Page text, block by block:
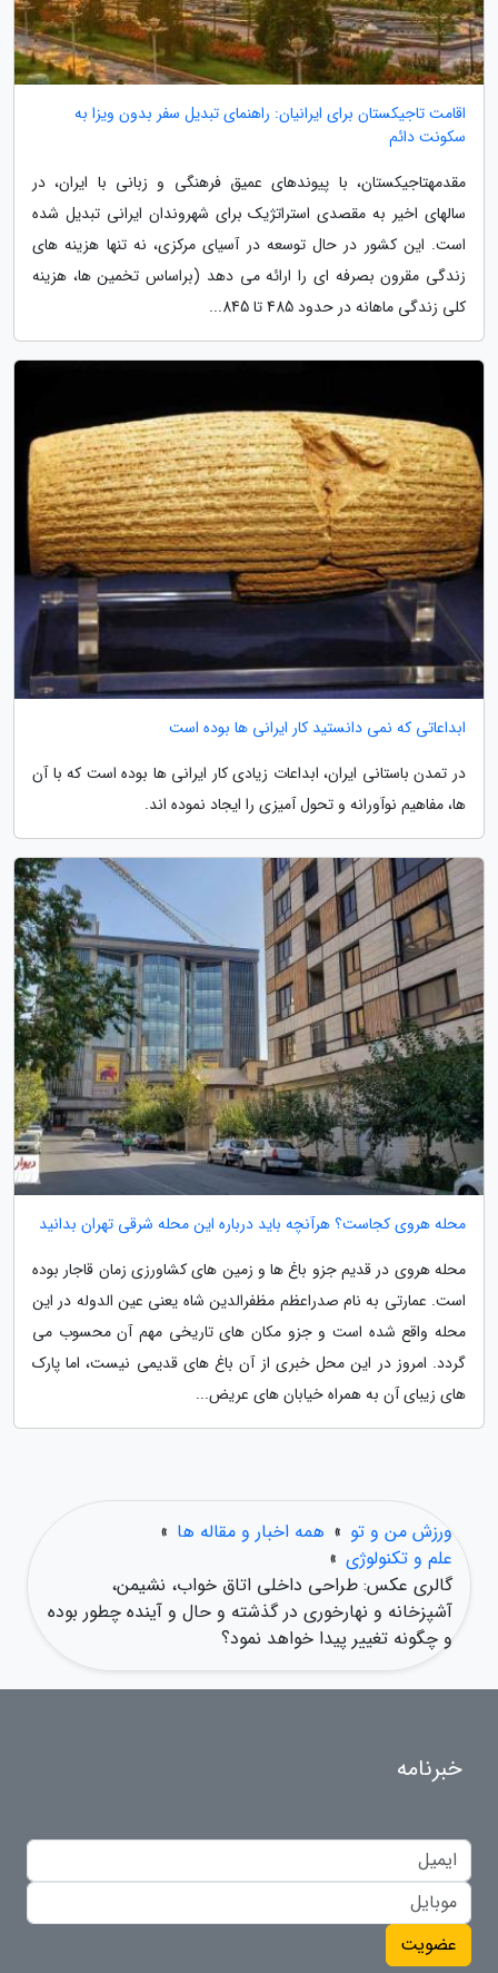
اقامت تاجیکستان برای ایرانیان: راهنمای تبدیل سفر بدون ویزا به
سکونت دائم
مقدمهتاجیکستان، با پیوندهای عمیق فرهنگی و زبانی با ایران، در
سالهای اخیر به مقصدی استراتژیک برای شهروندان ایرانی تبدیل شده
است. این کشور در حال توسعه در آسیای مرکزی، نه تنها هزینه های
زندگی مقرون بصرفه ای را ارائه می دهد (براساس تخمین ها، هزینه
کلی زندگی ماهانه در حدود 485 تا 845...
ابداعاتی که نمی دانستید کار ایرانی ها بوده است
در تمدن باستانی ایران، ابداعات زیادی کار ایرانی ها بوده است که با آن
ها، مفاهیم نوآورانه و تحول آمیزی را ایجاد نموده اند.
محله هروی کجاست؟ هرآنچه باید درباره این محله شرقی تهران بدانید
محله هروی در قدیم جزو باغ ها و زمین های کشاورزی زمان قاجار بوده
است. عمارتی به نام صدراعظم مظفرالدین شاه یعنی عین الدوله در این
محله واقع شده است و جزو مکان های تاریخی مهم آن محسوب می
گردد. امروز در این محل خبری از آن باغ های قدیمی نیست، اما پارک
های زیبای آن به همراه خیابان های عریض...
ورزش من و تو » همه اخبار و مقاله ها »
علم و تکنولوژی »
گالری عکس: طراحی داخلی اتاق خواب، نشیمن،
آشپزخانه و نهارخوری در گذشته و حال و آینده چطور بوده
و چگونه تغییر پیدا خواهد نمود؟
خبرنامه
عضویت